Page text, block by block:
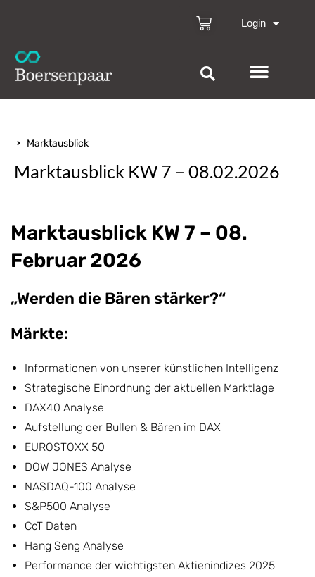
Login
Marktausblick
Marktausblick KW 7 – 08.02.2026
Marktausblick KW 7 – 08.
Februar 2026
„Werden die Bären stärker?“
Märkte:
Informationen von unserer künstlichen Intelligenz
Strategische Einordnung der aktuellen Marktlage
DAX40 Analyse
Aufstellung der Bullen & Bären im DAX
EUROSTOXX 50
DOW JONES Analyse
NASDAQ-100 Analyse
S&P500 Analyse
CoT Daten
Hang Seng Analyse
Performance der wichtigsten Aktienindizes 2025